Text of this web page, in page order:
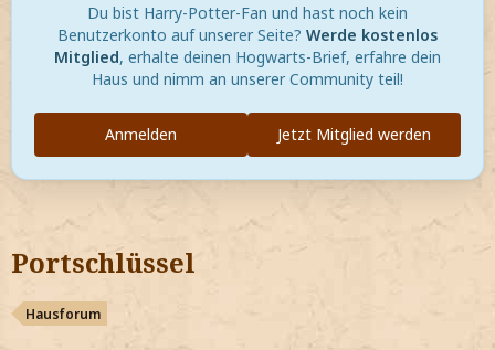
Du bist Harry-Potter-Fan und hast noch kein
Benutzerkonto auf unserer Seite? Werde kostenlos
Mitglied, erhalte deinen Hogwarts-Brief, erfahre dein
Haus und nimm an unserer Community teil!
Jetzt Mitglied werden
Anmelden
Portschlüssel
Hausforum